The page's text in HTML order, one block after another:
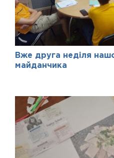
Вже друга неділя
майданчика